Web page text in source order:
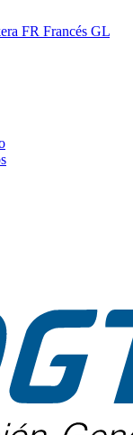
FR Francés GL